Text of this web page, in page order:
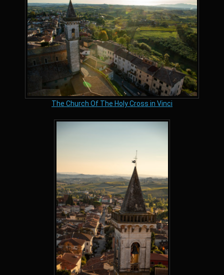
The Church Of The Holy Cross in Vinci